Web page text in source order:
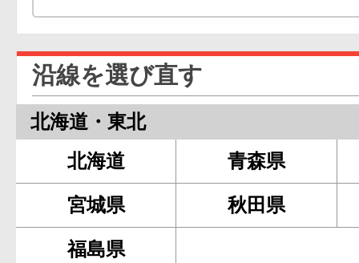
沿線を選び直す
北海道・東北
北海道
青森県
宮城県 秋田県
福島県